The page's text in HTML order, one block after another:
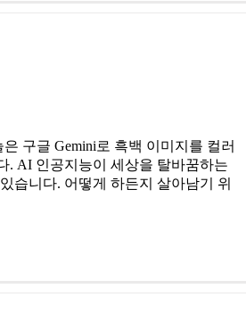
구글 Gemini로 흑백 이미지를 컬러
. AI 인공지능이 세상을 탈바꿈하는
습니다. 어떻게 하든지 살아남기 위